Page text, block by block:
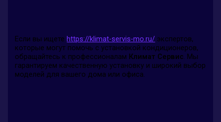
Если вы ищетеhttps://klimat-servis-mo.ru/ экспертов,
которые могут помочь с установкой кондиционеров,
обращайтесь к профессионалам Климат Сервис. Мы
гарантируем качественную установку и широкий выбор
моделей для вашего дома или офиса.